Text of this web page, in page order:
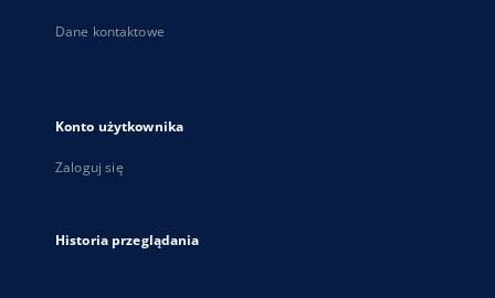
Dane kontaktowe
Konto użytkownika
Zaloguj się
Historia przeglądania